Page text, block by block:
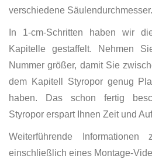
verschiedene Säulendurchmesser.
In 1-cm-Schritten haben wir
Kapitelle gestaffelt. Nehmen
Nummer größer, damit Sie
dem Kapitell Styropor genug
haben. Das schon fertig
Styropor erspart Ihnen Zeit und
Weiterführende
einschließlich eines Montage-